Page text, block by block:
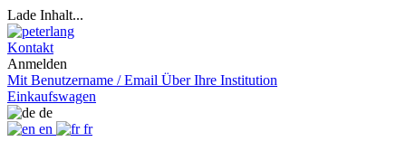
Lade Inhalt...
Kontakt
Anmelden
Mit Benutzername / Email Über Ihre Institution
Einkaufswagen
de
en
fr